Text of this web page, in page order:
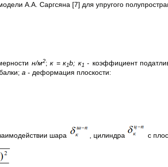
А.А. Саргсяна [7] для упругого
н/м2; к = к1b; к1 - коэффициент
а - деформация плоскости:
шара , цилиндра с